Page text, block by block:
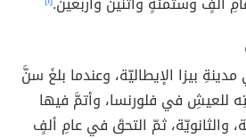
بيزا الإيطاليّة، وعندما بلغَ سنَّ
للعيشِ في فلورنسا، وأتمَّ فيها
والثانويّة، ثمّ التحقَ في عامِ ألفٍ